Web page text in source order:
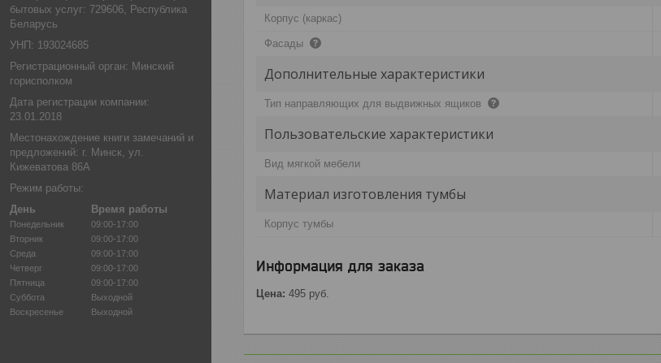
бытовых услуг: 729606, Республика
Беларусь
УНП: 193024685
Регистрационный орган: Минский
горисполком
Дата регистрации компании:
23.01.2018
Местонахождение книги замечаний и
предложений: г. Минск, ул.
Кижеватова 86А
Режим работы:
День
Время работы
Понедельник
09:00-17:00
Вторник
09:00-17:00
Среда
09:00-17:00
Четверг
09:00-17:00
Пятница
09:00-17:00
Суббота
Выходной
Воскресенье
Выходной
Корпус (каркас)
Фасады
Дополнительные характеристики
Тип направляющих для выдвижных ящиков
Пользовательские характеристики
Вид мягкой мебели
Материал изготовления тумбы
Корпус тумбы
Информация для заказа
Цена: 495 руб.